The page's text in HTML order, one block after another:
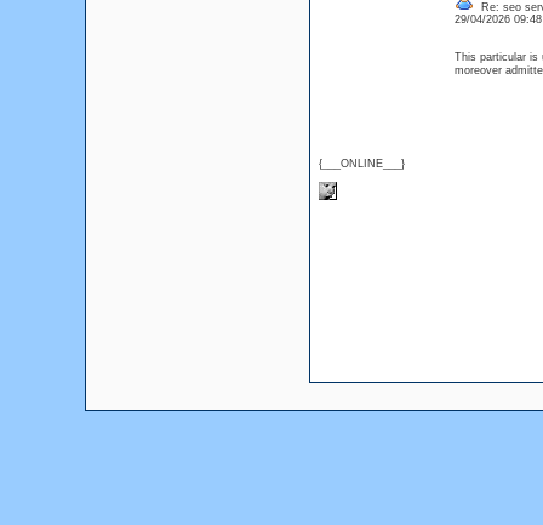
{___ONLINE___}
Re: seo
29/04/2026
This particular is
moreover